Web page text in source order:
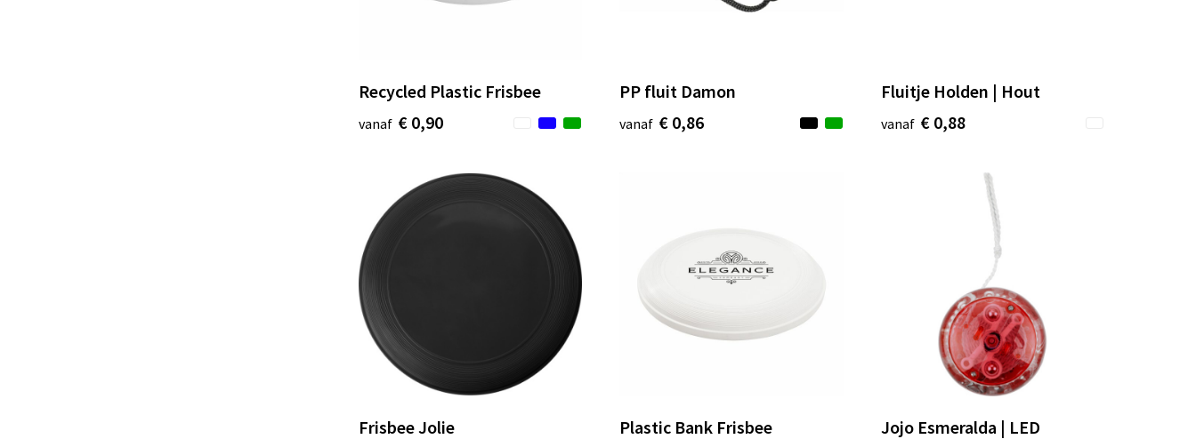
Recycled Plastic Frisbee
vanaf € 0,90
PP fluit Damon
vanaf € 0,86
Fluitje Holden | Hout
vanaf € 0,88
Frisbee Jolie Plastic Bank Frisbee Jojo Esmeralda | LED